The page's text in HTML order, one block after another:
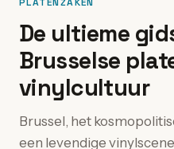
De ultieme
Brusselse
vinylcultuur
Brussel, het
een levendige